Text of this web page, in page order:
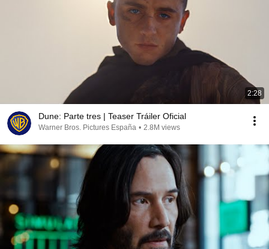
2:28
Dune: Parte tres | Teaser Tráiler Oficial
Warner Bros. Pictures España • 2.8M views